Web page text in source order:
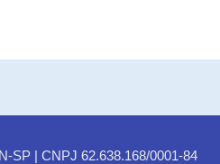
SP | CNPJ 62.638.168/0001-84